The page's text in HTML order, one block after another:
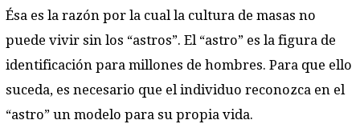
Ésa es la razón por la cual la cultura de masas no
puede vivir sin los “astros”. El “astro” es la figura de
identificación para millones de hombres. Para que ello
suceda, es necesario que el individuo reconozca en el
“astro” un modelo para su propia vida.